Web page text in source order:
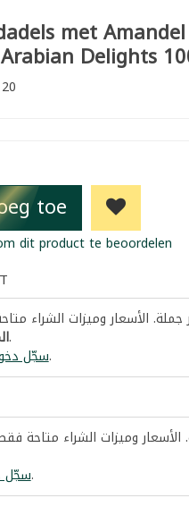
met
Delights
toe
dit product te beoordelen
الأسعار وميزات الشراء
.
سجّل.
الأسعار وميزات الشراء متاحة
سجّل.